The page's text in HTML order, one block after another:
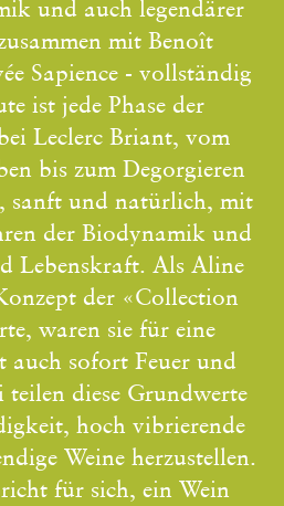
und auch legendärer
mit Benoît
Sapience - vollständig
ist jede Phase der
Leclerc Briant, vom
bis zum Degorgieren
sanft und natürlich, mit
der Biodynamik und
Lebenskraft. Als Aline
der «Collection
waren sie für eine
auch sofort Feuer und
diese Grundwerte
hoch vibrierende
Weine herzustellen.
für sich, ein Wein